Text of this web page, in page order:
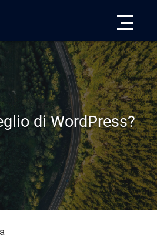
di WordPress?